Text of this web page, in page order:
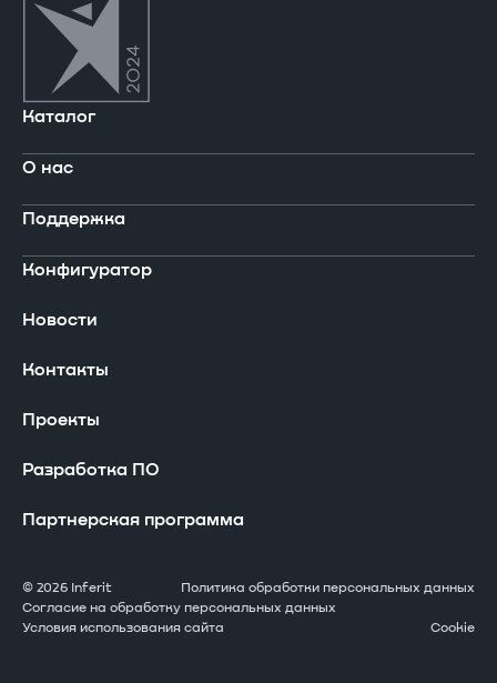
Каталог
О нас
Поддержка
Конфигуратор
Новости
Контакты
Проекты
Разработка ПО
Партнерская программа
© 2026 Inferit
Политика обработки персональных данных
Согласие на обработку персональных данных
Условия использования сайта
Cookie